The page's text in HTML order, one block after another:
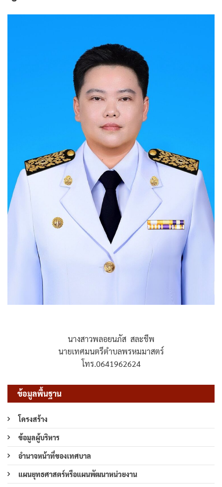
นางสาวพลอยนภัส สละชีพ
นายเทศมนตรีตำบลพรหมมาสตร์
โทร.0641962624
ข้อมูลพื้นฐาน
โครงสร้าง
ข้อมูลผู้บริหาร
อำนาจหน้าที่ของเทศบาล
แผนยุทธศาสตร์หรือแผนพัฒนาหน่วยงาน